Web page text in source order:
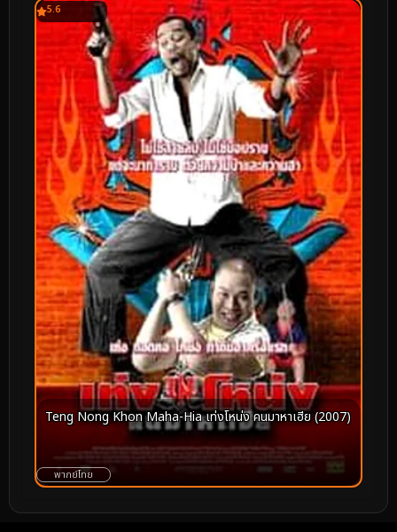
5.6
Teng Nong Khon Maha-Hia เท่งโหน่ง คนมาหาเฮีย (2007)
พากย์ไทย